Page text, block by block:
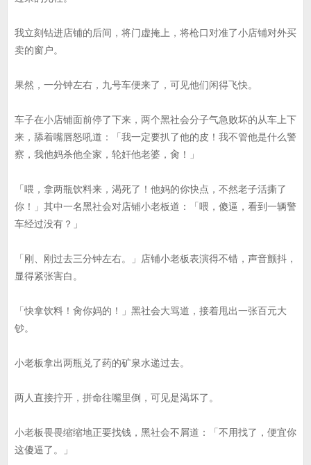
我立刻钻进店铺的后间，将门虚掩上，将枪口对准了小店铺对外买
卖的窗户。
果然，一分钟左右，九号车便来了，可见他们闲得飞快。
车子在小店铺面前停了下来，两个黑社会分子气急败坏的从车上下
来，舔着嘴唇怒吼道：「我一定要扒了他的皮！我不管他是什么警
察，我他妈杀他全家，轮奸他老婆，肏！」
「喂，拿两瓶饮料来，渴死了！他妈的你快点，不然老子活撕了
你！」其中一名黑社会对店铺小老板道：「喂，傻逼，看到一辆警
车经过没有？」
「刚、刚过去三分钟左右。」店铺小老板表演得不错，声音颤抖，
显得紧张害白。
「快拿饮料！肏你妈的！」黑社会大骂道，接着甩出一张百元大
钞。
小老板拿出两瓶兑了药的矿泉水递过去。
两人直接拧开，拼命往嘴里倒，可见是渴坏了。
小老板畏畏缩缩地正要找钱，黑社会不屑道：「不用找了，便宜你
这傻逼了。」